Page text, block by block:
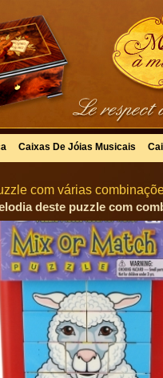
Caixas De Jóias Musicais
com várias
deste puzzle com